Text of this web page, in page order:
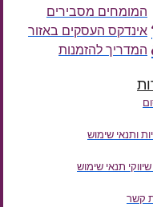
המומחים מסבירים
אינדקס העסקים באזור
המדריך להזמנות
ותנאי שימוש
שיווקי תנאי שימוש
קשר